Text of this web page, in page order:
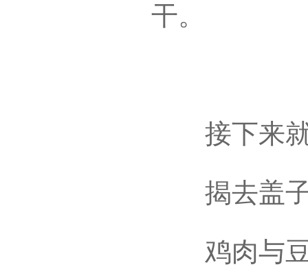
干。
接下来就
揭去盖
鸡肉与豆